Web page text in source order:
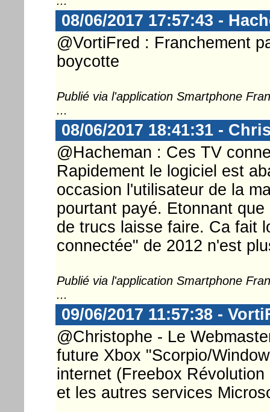
08/06/2017 17:57:43 -
@VortiFred : Franchement
boycotte
Publié via l'application Smartphone
...
08/06/2017 18:41:31 -
@Hacheman : Ces TV
Rapidement le logiciel est
occasion l'utilisateur de la
pourtant payé. Etonnant
de trucs laisse faire. Ca fait
connectée" de 2012 n'est
Publié via l'application Smartphone
...
09/06/2017 11:57:38 -
@Christophe - Le
future Xbox "Scorpio/
internet (Freebox
et les autres services